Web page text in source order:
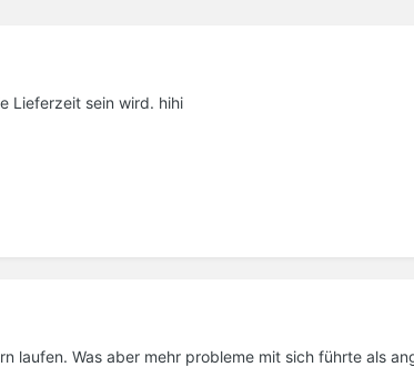
Lieferzeit sein wird. hihi
laufen. Was aber mehr probleme mit sich führte als